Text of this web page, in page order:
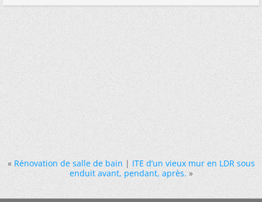
« Rénovation de salle de bain|ITE d’un vieux mur en LDR sous
enduit avant, pendant, après. »